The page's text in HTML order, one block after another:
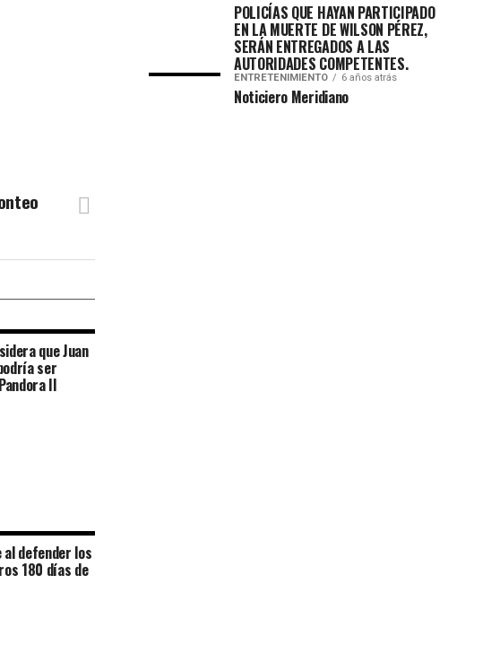
que Juan
ser
II
al defender los
180 días de
POLICÍAS QUE HAYAN PARTICIPADO
EN LA MUERTE DE WILSON PÉREZ,
SERÁN ENTREGADOS A LAS
AUTORIDADES COMPETENTES.
ENTRETENIMIENTO 6 años atrás
Noticiero Meridiano